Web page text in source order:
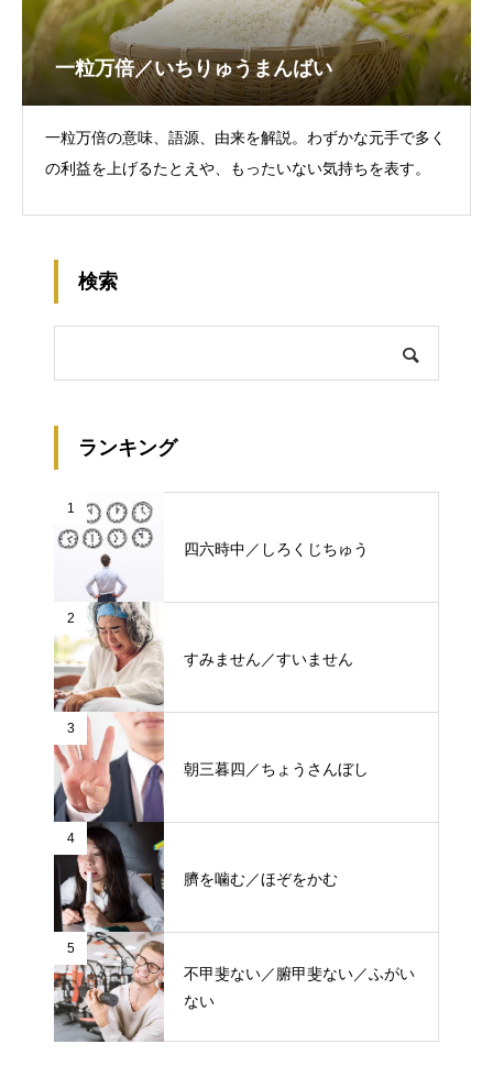
一粒万倍／いちりゅうまんばい
一粒万倍の意味、語源、由来を解説。わずかな元手で多く
の利益を上げるたとえや、もったいない気持ちを表す。
検索
ランキング
1
四六時中／しろくじちゅう
2
すみません／すいません
3
朝三暮四／ちょうさんぼし
4
臍を噛む／ほぞをかむ
5
不甲斐ない／腑甲斐ない／ふがい
ない